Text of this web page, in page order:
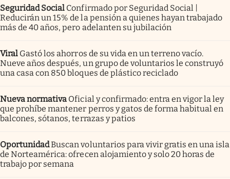
Seguridad Social Confirmado por Seguridad Social |
Reducirán un 15% de la pensión a quienes hayan trabajado
más de 40 años, pero adelanten su jubilación
Viral Gastó los ahorros de su vida en un terreno vacío.
Nueve años después, un grupo de voluntarios le construyó
una casa con 850 bloques de plástico reciclado
Nueva normativa Oficial y confirmado: entra en vigor la ley
que prohíbe mantener perros y gatos de forma habitual en
balcones, sótanos, terrazas y patios
OportunidadBuscan voluntarios para vivir gratis en una isla
de Norteamérica: ofrecen alojamiento y solo 20 horas de
trabajo por semana